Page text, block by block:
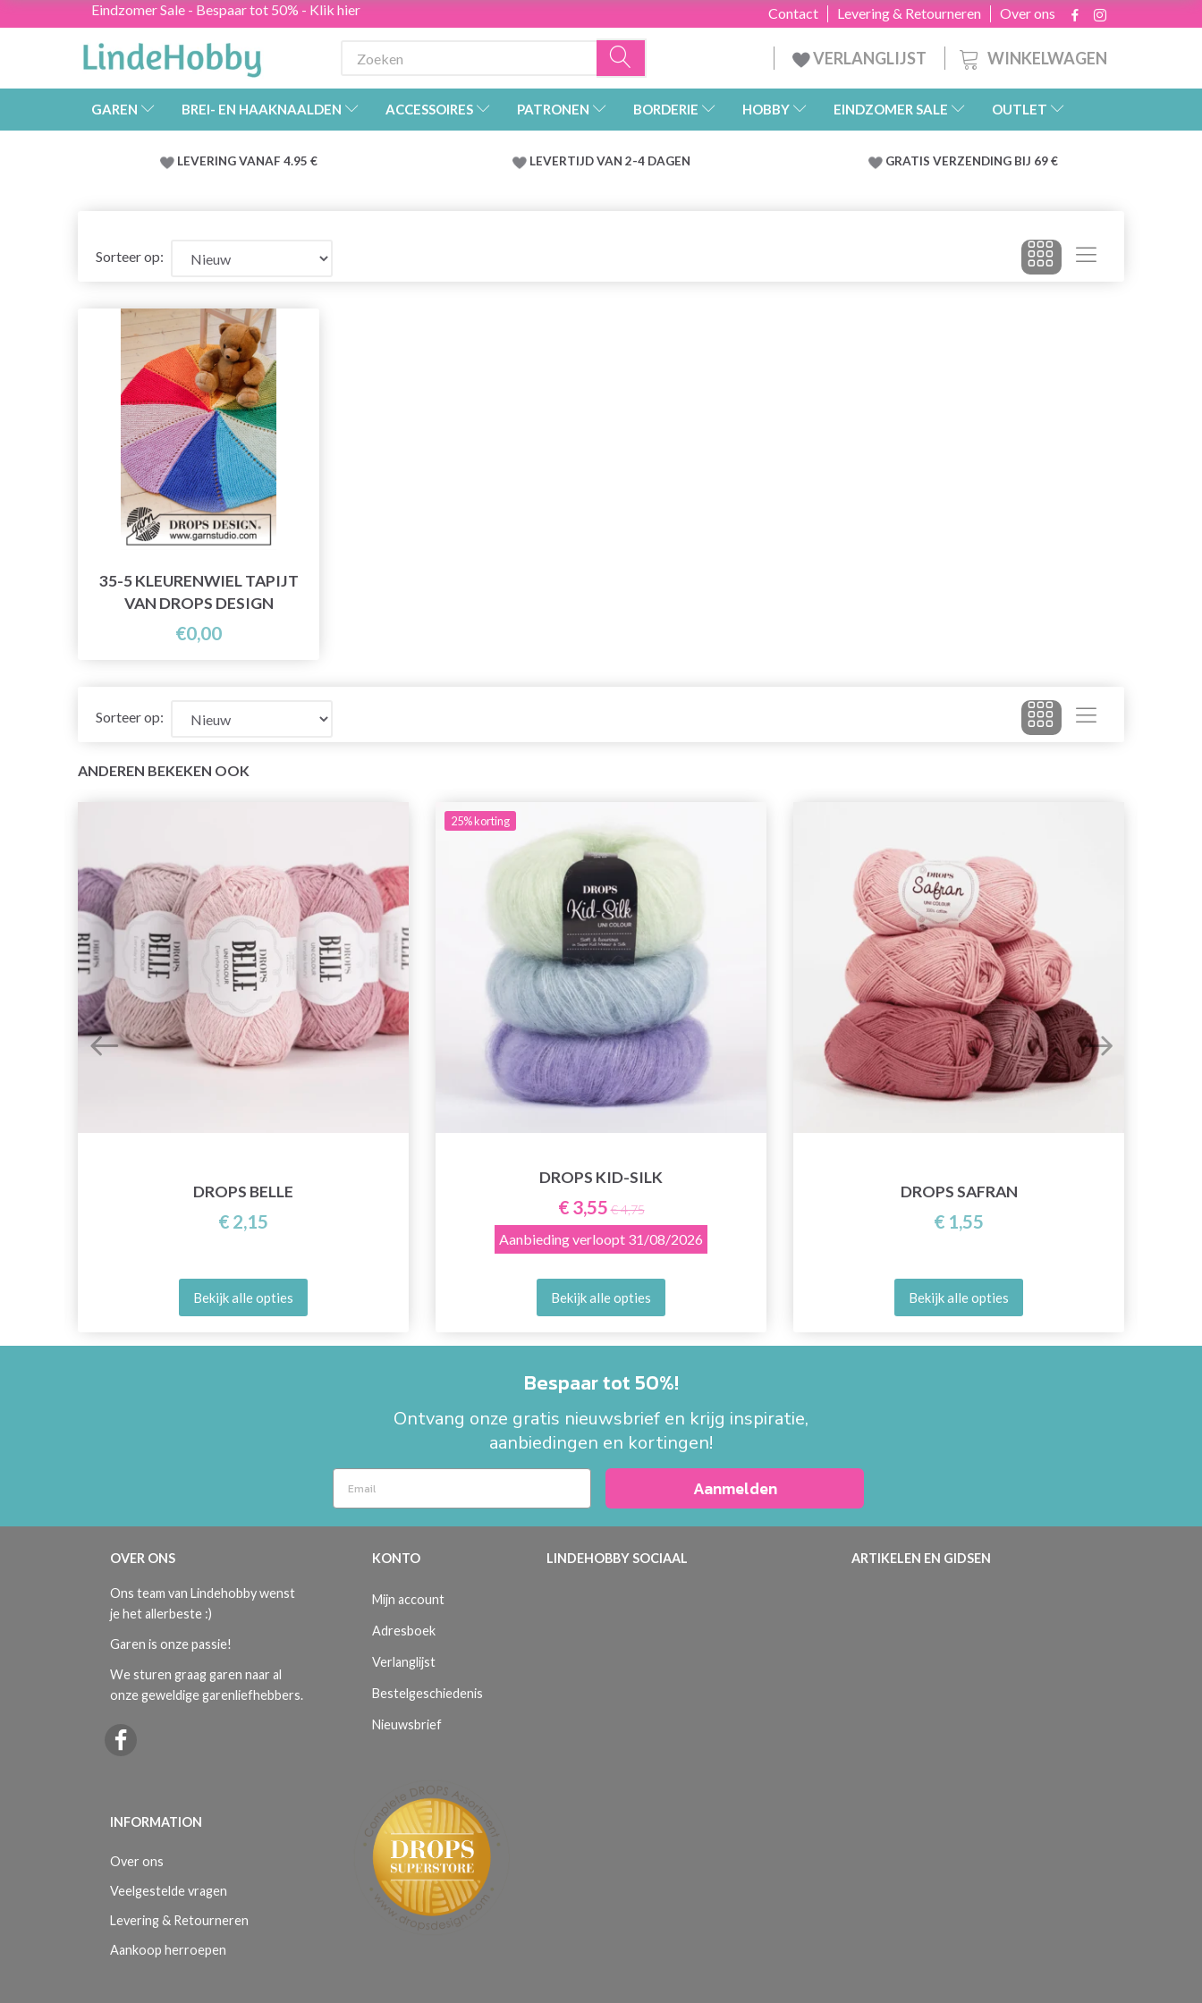
Eindzomer Sale - Bespaar tot 50% - Klik hier Over ons
Levering & Retourneren
Contact
WINKELWAGEN
VERLANGLIJST
GAREN BREI- EN HAAKNAALDEN ACCESSOIRES PATRONEN BORDERIE HOBBY EINDZOMER SALE OUTLET
LEVERING VANAF 4.95 € LEVERTIJD VAN 2-4 DAGEN GRATIS VERZENDING BIJ 69 €
Sorteer op:
35-5 KLEURENWIEL TAPIJT
VAN DROPS DESIGN
€0,00
Sorteer op:
ANDEREN BEKEKEN OOK
DROPS BELLE
€ 2,15
Bekijk alle opties
25%korting
DROPS KID-SILK
€ 3,55 € 4,75
Aanbieding verloopt 31/08/2026
Bekijk alle opties
DROPS SAFRAN
€ 1,55
Bekijk alle opties
Bespaar tot 50%!
Ontvang onze gratis nieuwsbrief en krijg inspiratie,
aanbiedingen en kortingen!
Aanmelden
OVER ONS
Ons team van Lindehobby wenst
je het allerbeste :)
Garen is onze passie!
We sturen graag garen naar al
onze geweldige garenliefhebbers.
INFORMATION
Over ons
Veelgestelde vragen
Levering & Retourneren
Aankoop herroepen
KONTO
Mijn account
Adresboek
Verlanglijst
Bestelgeschiedenis
Nieuwsbrief
LINDEHOBBY SOCIAAL ARTIKELEN EN GIDSEN